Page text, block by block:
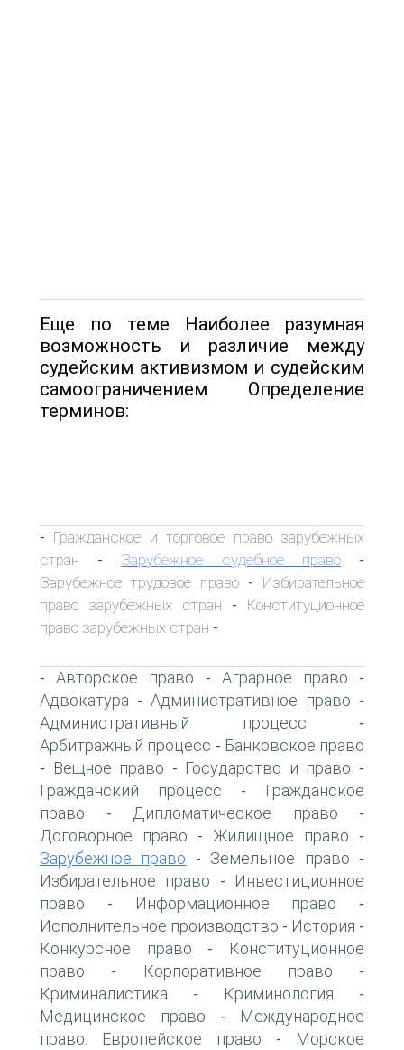
Еще по теме Наиболее разумная
возможность и различие между
судейским активизмом и судейским
самоограничением Определение
терминов:
- Гражданское и торговое право зарубежных
стран - Зарубежное судебное право-
Зарубежное трудовое право - Избирательное
право зарубежных стран - Конституционное
право зарубежных стран -
-Авторское право - Аграрное право -
Адвокатура - Административное право -
Административный процесс -
Арбитражный процесс - Банковское право
- Вещное право - Государство и право -
Гражданский процесс -
Гражданское
право - Дипломатическое право -
Договорное право - Жилищное право -
Зарубежное право - Земельное право -
Избирательное право -
Инвестиционное
право - Информационное право -
Исполнительное производство - История -
Конкурсное право -
Конституционное
право - Корпоративное право -
Криминалистика - Криминология -
Медицинское право -
Международное
право. Европейское право -
Морское